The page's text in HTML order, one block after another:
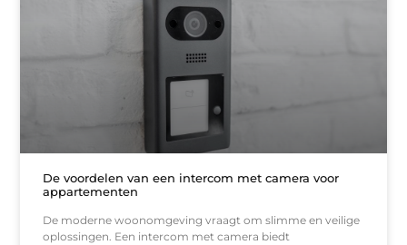
De voordelen van een intercom met camera voor
appartementen
De moderne woonomgeving vraagt om slimme en veilige
oplossingen. Een intercom met camera biedt